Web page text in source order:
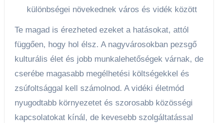
különbségei növekednek város és vidék között
Te magad is érezheted ezeket a hatásokat, attól
függően, hogy hol élsz. A nagyvárosokban pezsgő
kulturális élet és jobb munkalehetőségek várnak, de
cserébe magasabb megélhetési költségekkel és
zsúfoltsággal kell számolnod. A vidéki életmód
nyugodtabb környezetet és szorosabb közösségi
kapcsolatokat kínál, de kevesebb szolgáltatással